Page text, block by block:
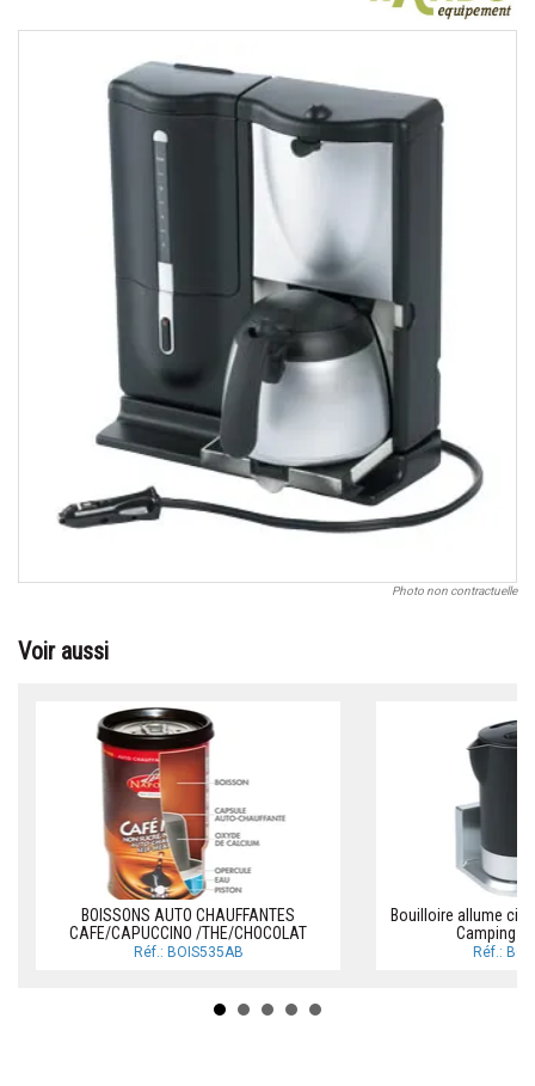
Photo non contractuelle
Voir aussi
BOISSONS AUTO CHAUFFANTES
CAFE/CAPUCCINO /THE/CHOCOLAT
Réf.: BOIS535AB
Bouilloire allume
Camping-
Réf.: